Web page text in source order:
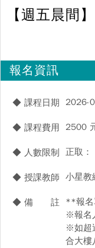
【週五晨間
報名資訊
◆ 課程日期 2026-
◆ 課程費用 2500
◆ 人數限制 正取
◆ 授課教師 小星教
◆ 備 註
**報名
※報名
※如超
合大樓